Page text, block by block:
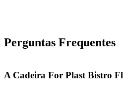
Perguntas Frequentes
A Cadeira For Plast Bistro